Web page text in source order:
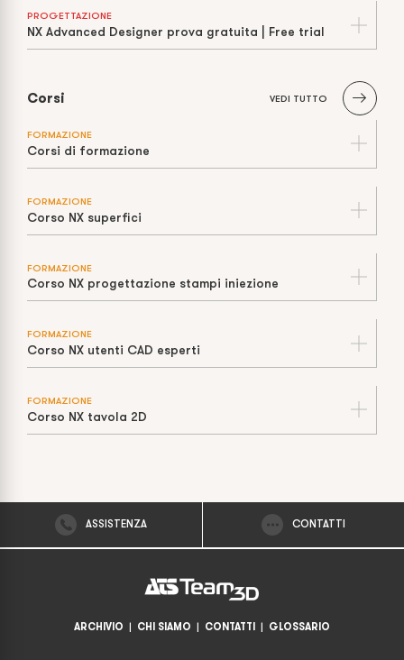
PROGETTAZIONE
NX Advanced Designer prova gratuita | Free trial
Corsi VEDI TUTTO
FORMAZIONE
Corsi di formazione
FORMAZIONE
Corso NX superfici
FORMAZIONE
Corso NX progettazione stampi iniezione
FORMAZIONE
Corso NX utenti CAD esperti
FORMAZIONE
Corso NX tavola 2D
ASSISTENZA CONTATTI
ARCHIVIO | CHI SIAMO | CONTATTI | GLOSSARIO